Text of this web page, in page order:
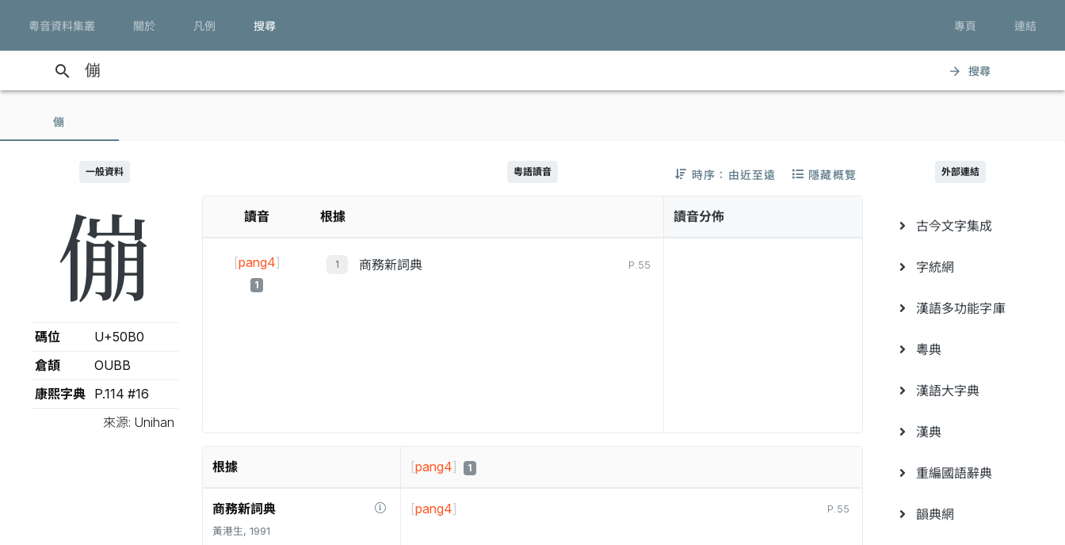
粵音資料集叢 關於 凡例 搜尋 專頁 連結
search arrow_forward 搜尋
傰
一般資料
傰
碼位
U+50B0
倉頡
OUBB
康熙字典
P.114 #16
來源: Unihan
粵語讀音 時序：由近至遠 隱藏概覽
讀音 根據
[pang4]
1
商務新詞典 P.55
讀音分佈
根據 [pang4] 1
商務新詞典
黃港生, 1991
P.55
[pang4]
外部連結
古今文字集成
字統網
漢語多功能字庫
粵典
漢語大字典
漢典
重編國語辭典
韻典網